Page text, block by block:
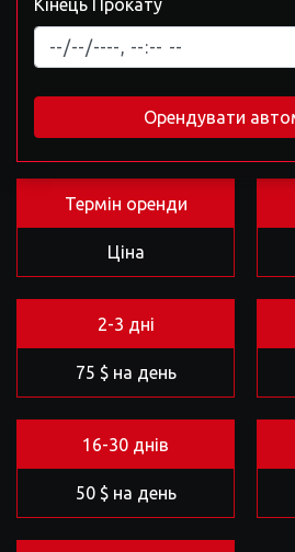
Кінець Прокату
Орендувати
Термін оренди
Ціна
2-3 дні
75 $ на день
16-30 днів
50 $ на день